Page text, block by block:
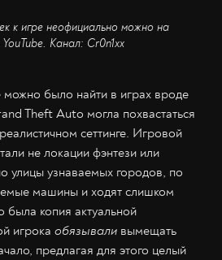
к игре неофициально можно на
Канал: Cr0n1xx
было найти в играх вроде
Theft Auto могла похвастаться
сеттинге. Игровой
не локации фэнтези или
улицы узнаваемых городов, по
машины и ходят слишком
копия актуальной
игрока обязывали вымещать
предлагая для этого целый